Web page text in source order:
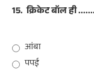
15. क्रिकेट बॉल ही
आंबा
पपई